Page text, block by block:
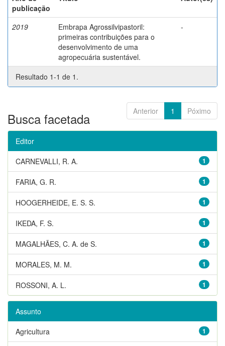
publicação
2019
Embrapa Agrossilvipastoril:
primeiras contribuições para o
desenvolvimento de uma
agropecuária sustentável.
-
Resultado 1-1 de 1.
Anterior 1 Póximo
Busca facetada
Editor
1
CARNEVALLI, R. A.
1
FARIA, G. R.
1
HOOGERHEIDE, E. S. S.
1
IKEDA, F. S.
1
MAGALHÃES, C. A. de S.
1
MORALES, M. M.
1
ROSSONI, A. L.
Assunto
1
Agricultura